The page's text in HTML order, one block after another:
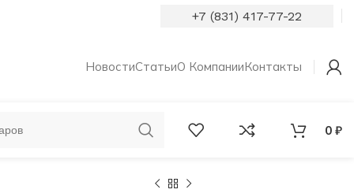
+7 (831) 417-77-22
НовостиСтатьиО КомпанииКонтакты
0 ₽